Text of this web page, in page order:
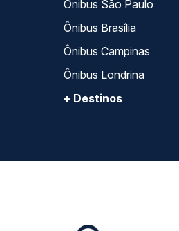
Ônibus São Paulo
Ônibus Brasília
Ônibus Campinas
Ônibus Londrina
+ Destinos